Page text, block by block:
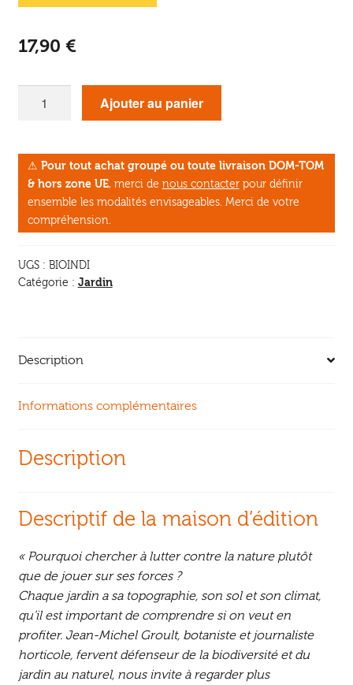
17,90 €
plantes
bio-
indicatrices
Ajouter au panier
⚠ Pour tout achat groupé ou toute livraison DOM-TOM
& hors zone UE, merci de nous contacterpour définir
ensemble les modalités envisageables. Merci de votre
compréhension.
UGS : BIOINDI
Catégorie : Jardin
Description
Informations complémentaires
Description
Descriptif de la maison d’édition
« Pourquoi chercher à lutter contre la nature plutôt
que de jouer sur ses forces ?
Chaque jardin a sa topographie, son sol et son climat,
qu’il est important de comprendre si on veut en
profiter. Jean-Michel Groult, botaniste et journaliste
horticole, fervent défenseur de la biodiversité et du
jardin au naturel, nous invite à regarder plus